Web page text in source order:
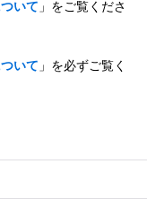
いて 」をご覧くださ
いて 」を必ずご覧く